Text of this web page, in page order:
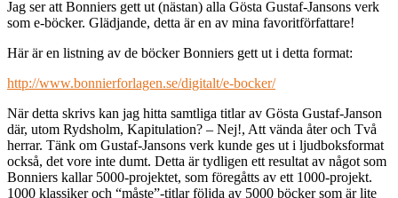
Jag ser att Bonniers gett ut (nästan) alla Gösta Gustaf-Jansons verk
som e-böcker. Glädjande, detta är en av mina favoritförfattare!
Här är en listning av de böcker Bonniers gett ut i detta format:
http://www.bonnierforlagen.se/digitalt/e-bocker/
När detta skrivs kan jag hitta samtliga titlar av Gösta Gustaf-Janson
där, utom Rydsholm, Kapitulation? – Nej!, Att vända åter och Två
herrar. Tänk om Gustaf-Jansons verk kunde ges ut i ljudboksformat
också, det vore inte dumt. Detta är tydligen ett resultat av något som
Bonniers kallar 5000-projektet, som föregåtts av ett 1000-projekt.
1000 klassiker och “måste”-titlar följda av 5000 böcker som är lite